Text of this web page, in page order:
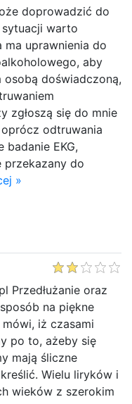
doprowadzić do
warto
uprawnienia do
aby
osobą doświadczoną,
zgłoszą się do mnie
odtruwania
EKG,
przekazany do
»
Przedłużanie oraz
na piękne
iż czasami
po to, ażeby się
mają śliczne
Wielu liryków i
wieków z szerokim